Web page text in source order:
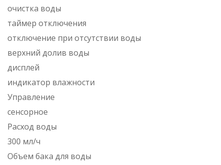
очистка воды
таймер отключения
отключение при отсутствии воды
верхний долив воды
дисплей
индикатор влажности
Управление
сенсорное
Расход воды
300 мл/ч
Объем бака для воды